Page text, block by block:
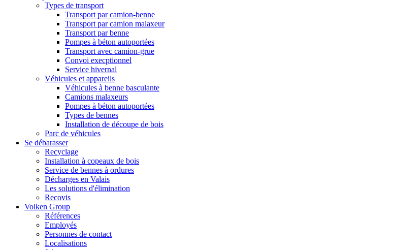
Types de transport
Transport par camion-benne
Transport par camion malaxeur
Transport par benne
Pompes à béton autoportées
Transport avec camion-grue
Convoi execptionnel
Service hivernal
Véhicules et appareils
Véhicules à benne basculante
Camions malaxeurs
Pompes à béton autoportées
Types de bennes
Installation de découpe de bois
Parc de véhicules
Se débarasser
Recyclage
Installation à copeaux de bois
Service de bennes à ordures
Décharges en Valais
Les solutions d'élimination
Recovis
Volken Group
Références
Employés
Personnes de contact
Localisations